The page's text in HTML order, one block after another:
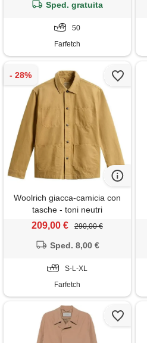
Sped. gratuita
50
Farfetch
Woolrich giacca-camicia con
tasche - toni neutri
209,00 € 290,00 €
Sped. 8,00 €
S-L-XL
Farfetch